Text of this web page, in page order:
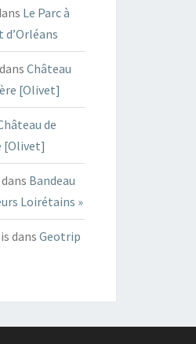
Le Parc à
d’Orléans
dans Château
[Olivet]
de
[Olivet]
dans Bandeau
Loirétains »
dans Geotrip